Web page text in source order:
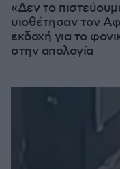
«Δεν το
υιοθέτησαν τον
εκδοχή για το
στην απολογία